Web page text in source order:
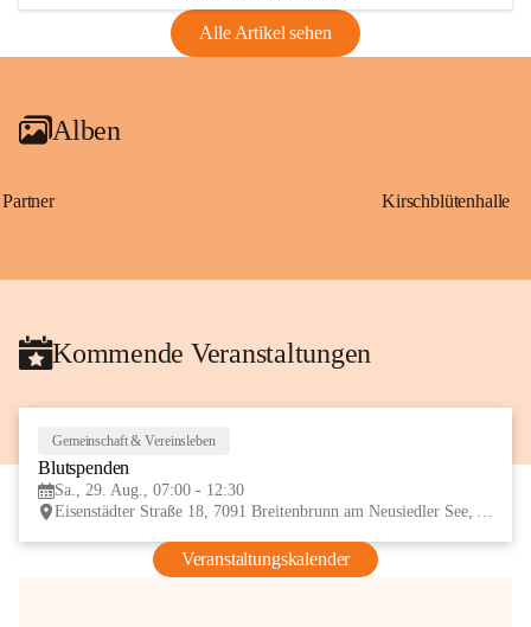
Alle Artikel sehen
Alben
Partner Kirschblütenhalle
Kommende Veranstaltungen
Gemeinschaft & Vereinsleben
Blutspenden
Sa., 29. Aug., 07:00 - 12:30
Eisenstädter Straße 18, 7091 Breitenbrunn am Neusiedler See, AUT
Veranstaltungskalender